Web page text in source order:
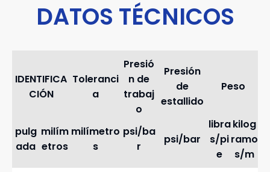
DATOS TÉCNICOS
IDENTIFICA
CIÓN
Toleranci
a
Presió
n de
trabaj
o
Presión
de
estallido
Peso
pulg
ada
milím
etros
milímetro
s
psi/ba
r
psi/bar
libra
s/pi
e
kilog
ramo
s/m